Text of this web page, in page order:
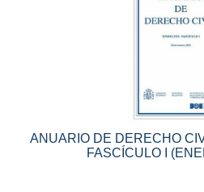
ANUARIO DE DERECHO
FASCÍCULO I